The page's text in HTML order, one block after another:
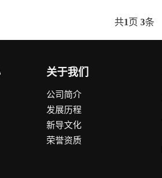
共1 页 3条
关于我们
公司简介
发展历程
新导文化
荣誉资质